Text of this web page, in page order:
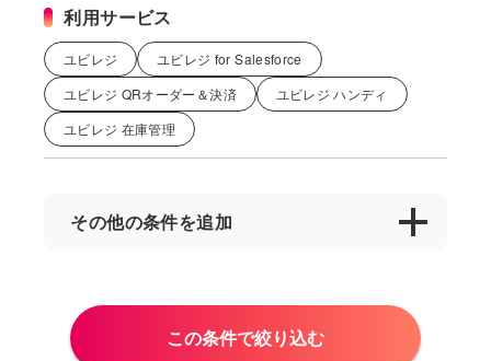
利用サービス
ユビレジ
ユビレジ for Salesforce
ユビレジ QRオーダー＆決済
ユビレジ ハンディ
ユビレジ 在庫管理
その他の条件を追加
スポットワーク
その他
バイキング
この条件で絞り込む